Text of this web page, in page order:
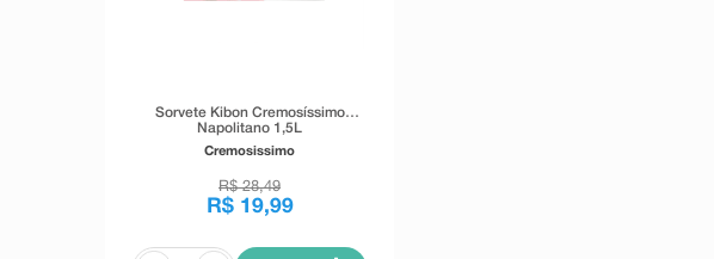
Sorvete Kibon Cremosíssimo
Napolitano 1,5L
Cremosissimo
R$ 28,49
R$ 19,99